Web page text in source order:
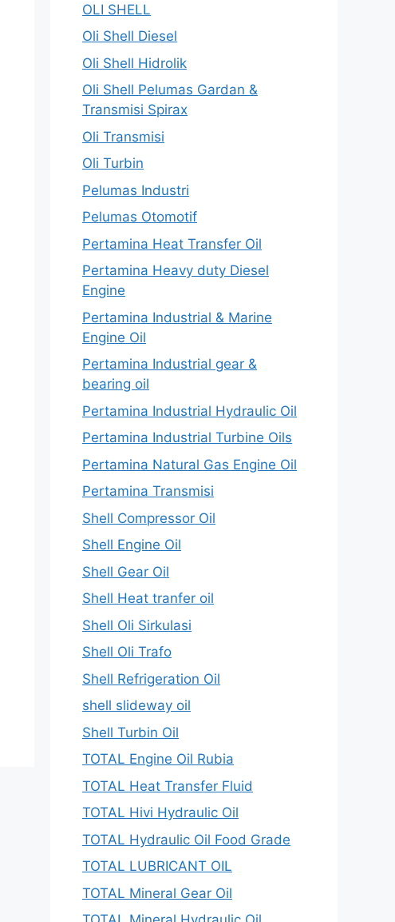
OLI SHELL
Oli Shell Diesel
Oli Shell Hidrolik
Oli Shell Pelumas Gardan &
Transmisi Spirax
Oli Transmisi
Oli Turbin
Pelumas Industri
Pelumas Otomotif
Pertamina Heat Transfer Oil
Pertamina Heavy duty Diesel
Engine
Pertamina Industrial & Marine
Engine Oil
Pertamina Industrial gear &
bearing oil
Pertamina Industrial Hydraulic Oil
Pertamina Industrial Turbine Oils
Pertamina Natural Gas Engine Oil
Pertamina Transmisi
Shell Compressor Oil
Shell Engine Oil
Shell Gear Oil
Shell Heat tranfer oil
Shell Oli Sirkulasi
Shell Oli Trafo
Shell Refrigeration Oil
shell slideway oil
Shell Turbin Oil
TOTAL Engine Oil Rubia
TOTAL Heat Transfer Fluid
TOTAL Hivi Hydraulic Oil
TOTAL Hydraulic Oil Food Grade
TOTAL LUBRICANT OIL
TOTAL Mineral Gear Oil